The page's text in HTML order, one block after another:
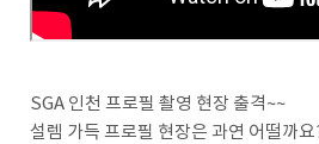
SGA 인천 프로필 촬영 현장 출격~~
설렘 가득 프로필 현장은 과연 어떨까요